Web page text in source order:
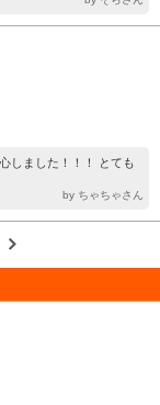
しました！！！ とても
by ちゃちゃさん